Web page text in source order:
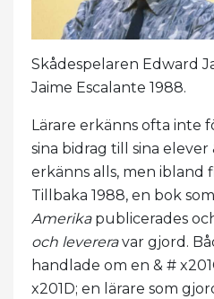
Skådespelaren Edward
Jaime Escalante 1988.
Lärare erkänns ofta inte
sina bidrag till sina elever
erkänns alls, men ibland
Tillbaka 1988, en bok
Amerikapublicerades
och levereravar gjord.
handlade om en & #
x201D; en lärare som